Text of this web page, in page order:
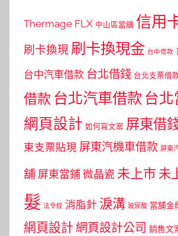
Thermage FLX 中山區當舖 信用
刷卡換現 刷卡換現金 台中借款
台中汽車借款 台北借錢 台北支票借
借款 台北汽車借款 台北
網頁設計 如何寫文案 屏東借
東支票貼現 屏東汽機車借款 屏東
舖 屏東當鋪 微晶瓷 未上市 未
髮 法令紋 消脂針 淚溝 玻尿酸 當舖金
網頁設計 網頁設計公司 銷售文